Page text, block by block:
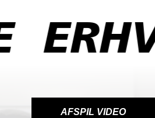
AFSPIL VIDEO